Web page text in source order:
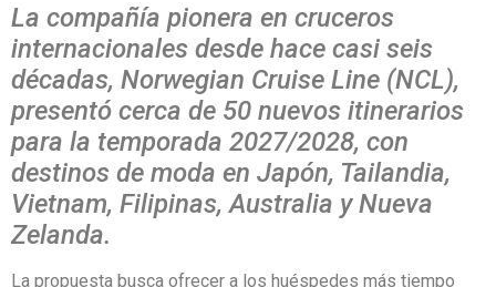
La compañía pionera en cruceros
internacionales desde hace casi seis
décadas, Norwegian Cruise Line (NCL),
presentó cerca de 50 nuevos itinerarios
para la temporada 2027/2028, con
destinos de moda en Japón, Tailandia,
Vietnam, Filipinas, Australia y Nueva
Zelanda.
La propuesta busca ofrecer a los huéspedes más tiempo